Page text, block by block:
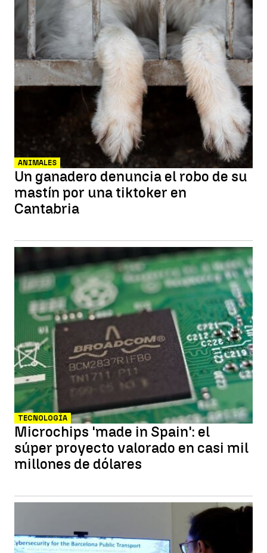
ANIMALES
Un ganadero denuncia el robo de su
mastín por una tiktoker en
Cantabria
TECNOLOGÍA
Microchips 'made in Spain': el
súper proyecto valorado en casi mil
millones de dólares